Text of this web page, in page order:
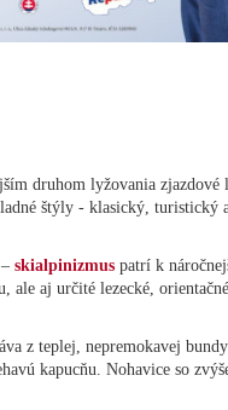
druhom lyžovania
štýly - klasický, turistický
skialpinizmus patrí k
aj určité lezecké, orientačné
z teplej, nepremokavej
kapucňu. Nohavice so